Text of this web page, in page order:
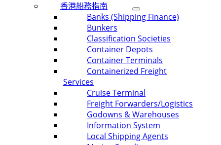
香港船務指南
Banks (Shipping Finance)
Bunkers
Classification Societies
Container Depots
Container Terminals
Containerized Freight
Services
Cruise Terminal
Freight Forwarders/Logistics
Godowns & Warehouses
Information System
Local Shipping Agents